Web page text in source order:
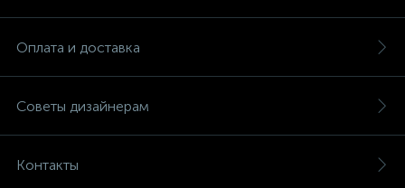
Оплата и доставка
Советы дизайнерам
Контакты